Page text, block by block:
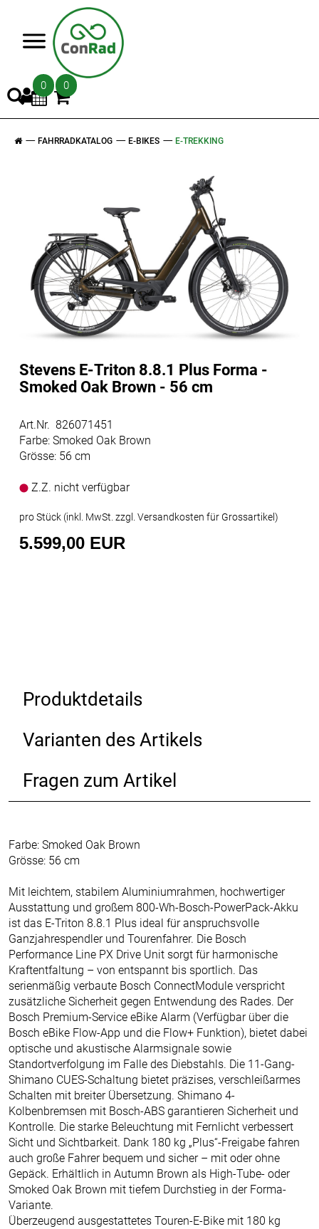
0 0
FAHRRADKATALOG E-BIKES E-TREKKING
Stevens E-Triton 8.8.1 Plus Forma -
Smoked Oak Brown - 56 cm
Art.Nr. 826071451
Farbe: Smoked Oak Brown
Grösse: 56 cm
Z.Z. nicht verfügbar
pro Stück (inkl. MwSt. zzgl. Versandkosten für Grossartikel)
5.599,00 EUR
Produktdetails
Varianten des Artikels
Fragen zum Artikel
Farbe: Smoked Oak Brown
Grösse: 56 cm
Mit leichtem, stabilem Aluminiumrahmen, hochwertiger
Ausstattung und großem 800-Wh-Bosch-PowerPack-Akku
ist das E-Triton 8.8.1 Plus ideal für anspruchsvolle
Ganzjahrespendler und Tourenfahrer. Die Bosch
Performance Line PX Drive Unit sorgt für harmonische
Kraftentfaltung – von entspannt bis sportlich. Das
serienmäßig verbaute Bosch ConnectModule verspricht
zusätzliche Sicherheit gegen Entwendung des Rades. Der
Bosch Premium-Service eBike Alarm (Verfügbar über die
Bosch eBike Flow-App und die Flow+ Funktion), bietet dabei
optische und akustische Alarmsignale sowie
Standortverfolgung im Falle des Diebstahls. Die 11-Gang-
Shimano CUES-Schaltung bietet präzises, verschleißarmes
Schalten mit breiter Übersetzung. Shimano 4-
Kolbenbremsen mit Bosch-ABS garantieren Sicherheit und
Kontrolle. Die starke Beleuchtung mit Fernlicht verbessert
Sicht und Sichtbarkeit. Dank 180 kg „Plus“-Freigabe fahren
auch große Fahrer bequem und sicher – mit oder ohne
Gepäck. Erhältlich in Autumn Brown als High-Tube- oder
Smoked Oak Brown mit tiefem Durchstieg in der Forma-
Variante.
Überzeugend ausgestattetes Touren-E-Bike mit 180 kg